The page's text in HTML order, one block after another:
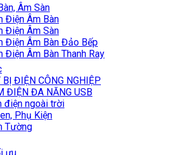
Âm Sàn
Điện Âm Bàn
Điện Âm Sàn
Điện Âm Bàn Đảo Bếp
Điện Âm Bàn Thanh Ray
BỊ ĐIỆN CÔNG NGHIỆP
ĐIỆN ĐA NĂNG USB
điện ngoài trời
Phụ Kiện
Tường